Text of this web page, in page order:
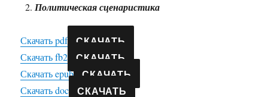
Политическая сценаристика
Скачать pdf СКАЧАТЬ
Скачать fb2 СКАЧАТЬ
Скачать epub СКАЧАТЬ
Скачать doc СКАЧАТЬ